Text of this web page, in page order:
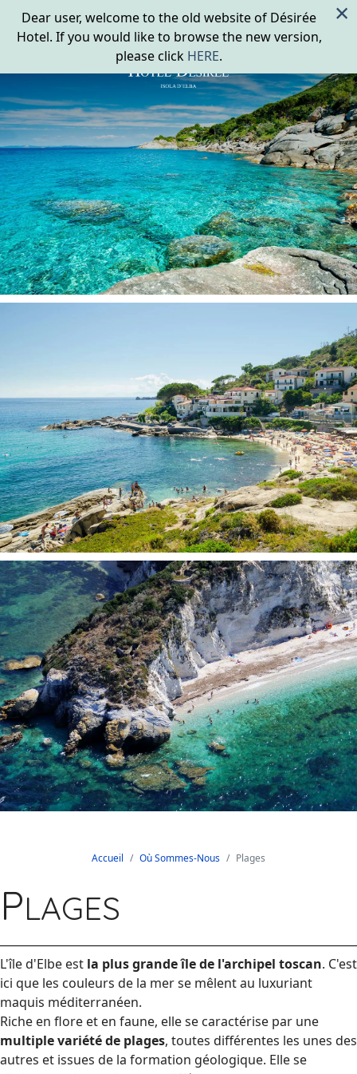
Accueil Où Sommes-Nous Plages
PLAGES
L'île d'Elbe est la plus grande île de l'archipel toscan. C'est
ici que les couleurs de la mer se mêlent au luxuriant
maquis méditerranéen.
Riche en flore et en faune, elle se caractérise par une
multiple variété de plages, toutes différentes les unes des
autres et issues de la formation géologique. Elle se
Dear user, welcome to the old website of Désirée
Hotel. If you would like to browse the new version,
please click HERE.
×